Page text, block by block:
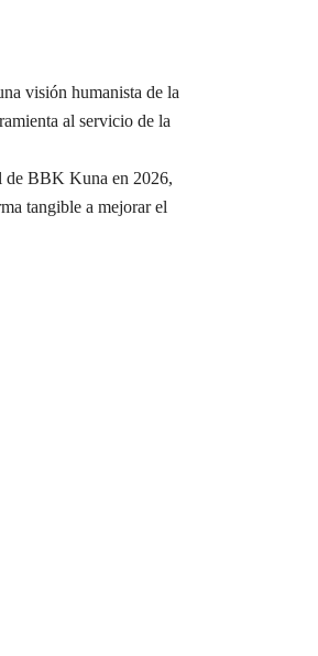
visión humanista de la
al servicio de la
de BBK Kuna en 2026,
tangible a mejorar el